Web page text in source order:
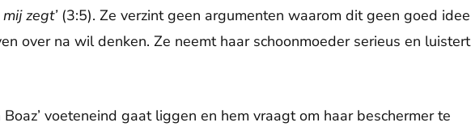
zegt’ (3:5). Ze verzint geen argumenten waarom dit geen goed idee
over na wil denken. Ze neemt haar schoonmoeder serieus en luistert
voeteneind gaat liggen en hem vraagt om haar beschermer te